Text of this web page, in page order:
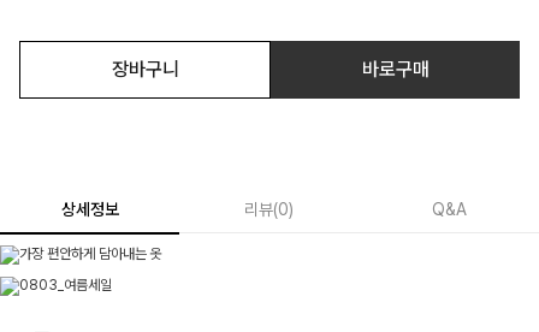
장바구니 바로구매
상세정보 리뷰(0) Q&A